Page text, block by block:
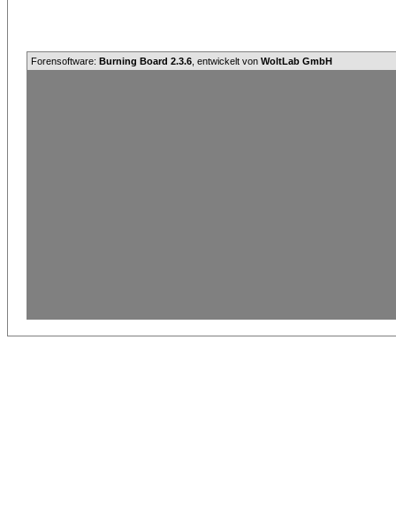
Forensoftware: Burning Board 2.3.6 , entwickelt von WoltLab GmbH